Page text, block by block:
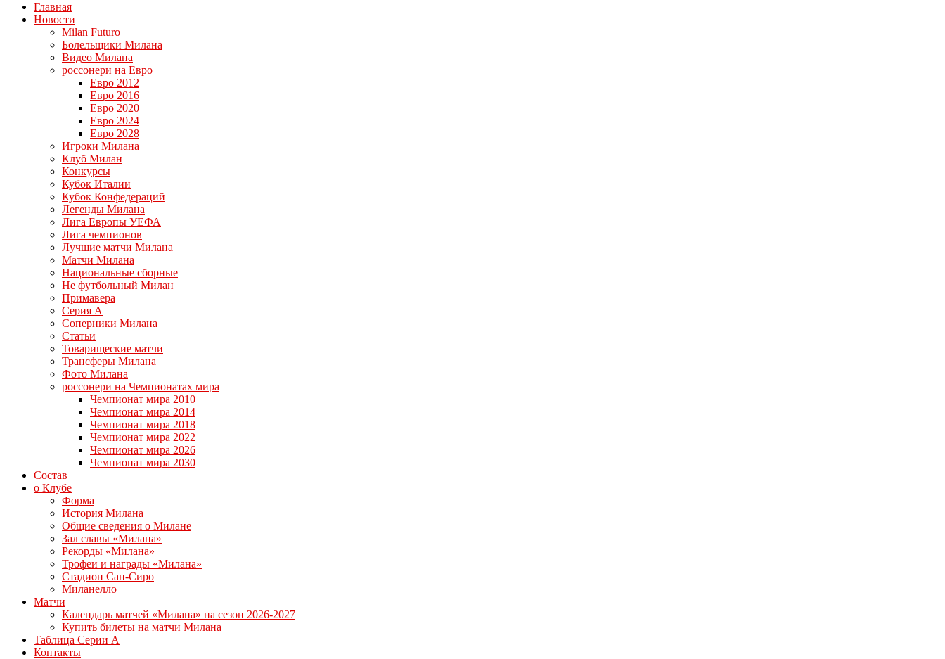
Главная
Новости
Milan Futuro
Болельщики Милана
Видео Милана
россонери на Евро
Евро 2012
Евро 2016
Евро 2020
Евро 2024
Евро 2028
Игроки Милана
Клуб Милан
Конкурсы
Кубок Италии
Кубок Конфедераций
Легенды Милана
Лига Европы УЕФА
Лига чемпионов
Лучшие матчи Милана
Матчи Милана
Национальные сборные
Не футбольный Милан
Примавера
Серия А
Соперники Милана
Статьи
Товарищеские матчи
Трансферы Милана
Фото Милана
россонери на Чемпионатах мира
Чемпионат мира 2010
Чемпионат мира 2014
Чемпионат мира 2018
Чемпионат мира 2022
Чемпионат мира 2026
Чемпионат мира 2030
Состав
о Клубе
Форма
История Милана
Общие сведения о Милане
Зал славы «Милана»
Рекорды «Милана»
Трофеи и награды «Милана»
Стадион Сан-Сиро
Миланелло
Матчи
Календарь матчей «Милана» на сезон 2026-2027
Купить билеты на матчи Милана
Таблица Серии А
Контакты